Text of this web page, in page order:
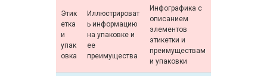
Этик
етка
и
упак
овка
Иллюстрироват
ь информацию
на упаковке и
ее
преимущества
Инфографика с
описанием
элементов
этикетки и
преимуществам
и упаковки